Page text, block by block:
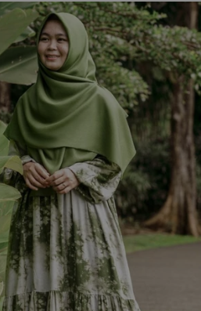
produits
dans la vue de galerie